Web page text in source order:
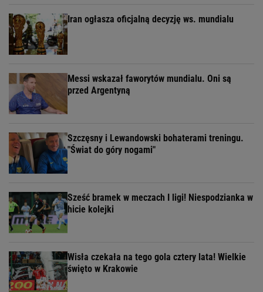
Iran ogłasza oficjalną decyzję ws. mundialu
Messi wskazał faworytów mundialu. Oni są
przed Argentyną
Szczęsny i Lewandowski bohaterami treningu.
"Świat do góry nogami"
Sześć bramek w meczach I ligi! Niespodzianka w
hicie kolejki
Wisła czekała na tego gola cztery lata! Wielkie
święto w Krakowie